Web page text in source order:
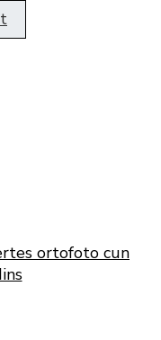
ortofoto cun